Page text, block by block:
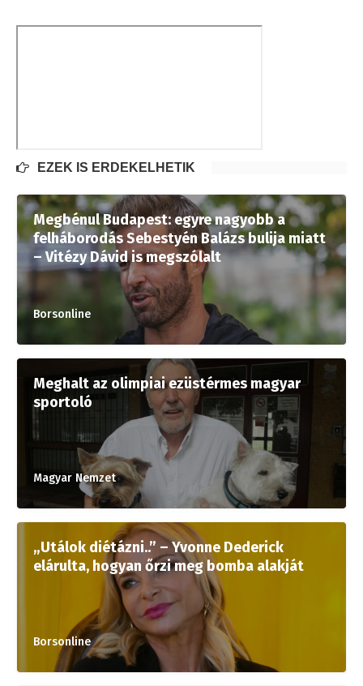
EZEK IS ÉRDEKELHETIK
Megbénul Budapest: egyre nagyobb a
felháborodás Sebestyén Balázs bulija miatt
– Vitézy Dávid is megszólalt
Borsonline
Meghalt az olimpiai ezüstérmes magyar
sportoló
Magyar Nemzet
„Utálok diétázni..” – Yvonne Dederick
elárulta, hogyan őrzi meg bomba alakját
Borsonline